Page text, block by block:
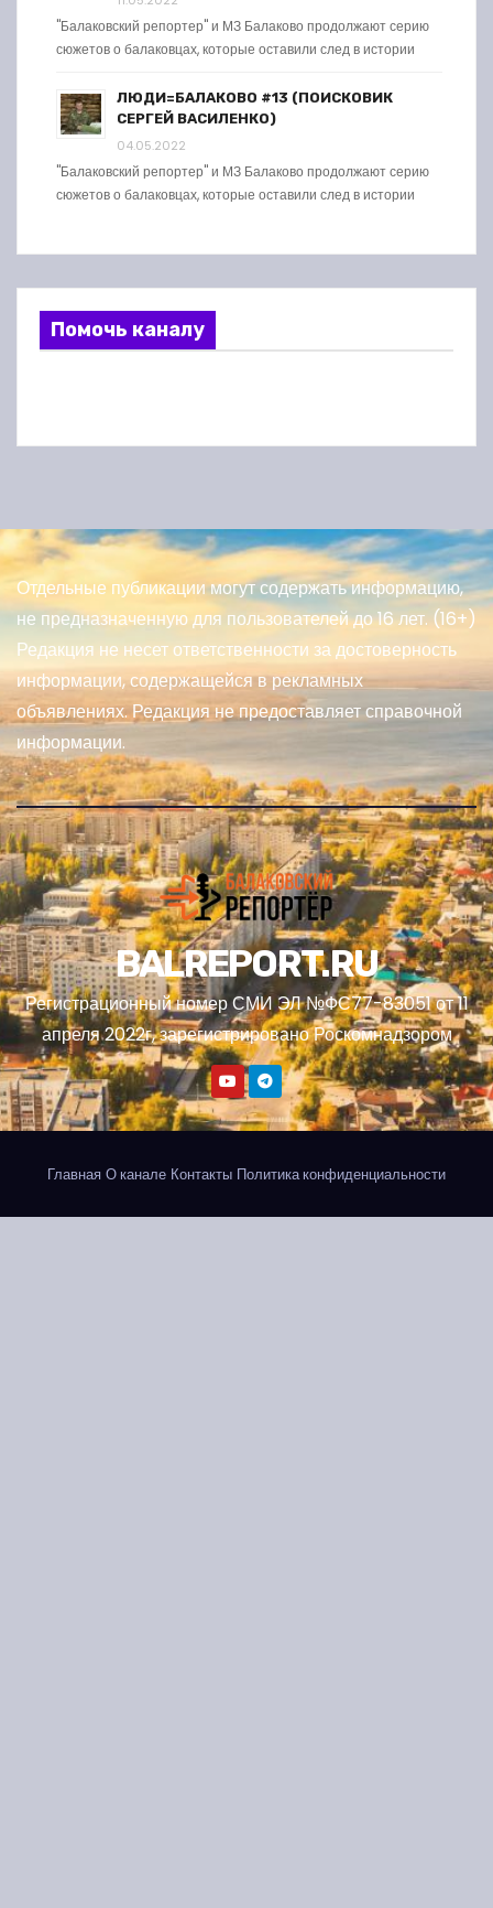
"Балаковский репортер" и МЗ Балаково продолжают серию
сюжетов о балаковцах, которые оставили след в истории
ЛЮДИ=БАЛАКОВО #13 (ПОИСКОВИК
СЕРГЕЙ ВАСИЛЕНКО)
04.05.2022
"Балаковский репортер" и МЗ Балаково продолжают серию
сюжетов о балаковцах, которые оставили след в истории
Помочь каналу
Отдельные публикации могут содержать информацию,
не предназначенную для пользователей до 16 лет. (16+)
Редакция не несет ответственности за достоверность
информации, содержащейся в рекламных
объявлениях. Редакция не предоставляет справочной
информации.
BALREPORT.RU
Регистрационный номер СМИ ЭЛ №ФС77-83051 от 11
апреля 2022г, зарегистрировано Роскомнадзором
Главная О канале Контакты Политика конфиденциальности